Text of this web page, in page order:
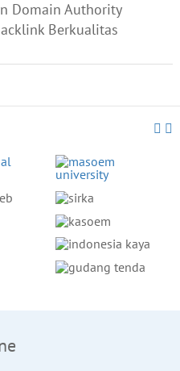
Domain Authority
Berkualitas